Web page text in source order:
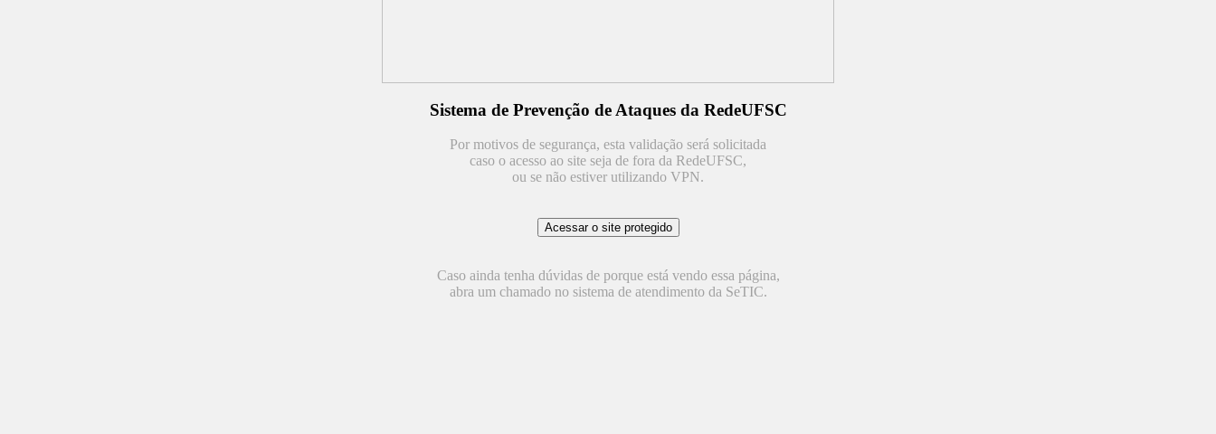
Sistema de Prevenção de Ataques da RedeUFSC
Por motivos de segurança, esta validação será solicitada
caso o acesso ao site seja de fora da RedeUFSC,
ou se não estiver utilizando VPN.
Caso ainda tenha dúvidas de porque está vendo essa página,
abra um chamado no sistema de atendimento da SeTIC.